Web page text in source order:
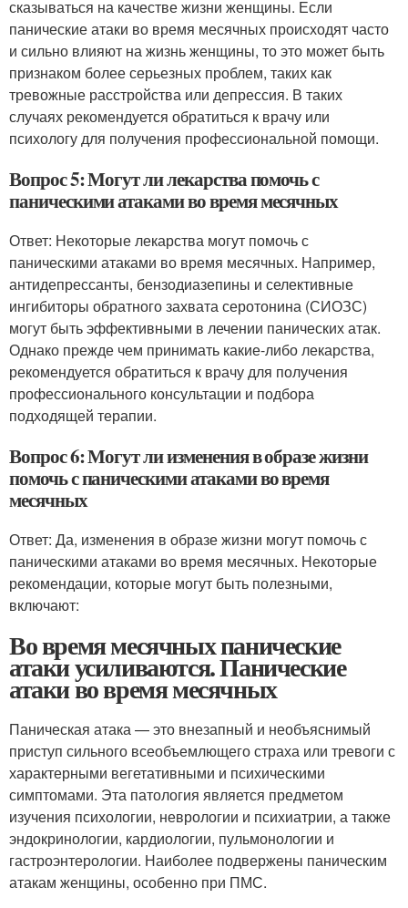
сказываться на качестве жизни женщины. Если
панические атаки во время месячных происходят часто
и сильно влияют на жизнь женщины, то это может быть
признаком более серьезных проблем, таких как
тревожные расстройства или депрессия. В таких
случаях рекомендуется обратиться к врачу или
психологу для получения профессиональной помощи.
Вопрос 5: Могут ли лекарства помочь с
паническими атаками во время месячных
Ответ: Некоторые лекарства могут помочь с
паническими атаками во время месячных. Например,
антидепрессанты, бензодиазепины и селективные
ингибиторы обратного захвата серотонина (СИОЗС)
могут быть эффективными в лечении панических атак.
Однако прежде чем принимать какие-либо лекарства,
рекомендуется обратиться к врачу для получения
профессионального консультации и подбора
подходящей терапии.
Вопрос 6: Могут ли изменения в образе жизни
помочь с паническими атаками во время
месячных
Ответ: Да, изменения в образе жизни могут помочь с
паническими атаками во время месячных. Некоторые
рекомендации, которые могут быть полезными,
включают:
Во время месячных панические
атаки усиливаются. Панические
атаки во время месячных
Паническая атака — это внезапный и необъяснимый
приступ сильного всеобъемлющего страха или тревоги с
характерными вегетативными и психическими
симптомами. Эта патология является предметом
изучения психологии, неврологии и психиатрии, а также
эндокринологии, кардиологии, пульмонологии и
гастроэнтерологии. Наиболее подвержены паническим
атакам женщины, особенно при ПМС.